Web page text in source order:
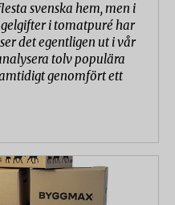
svenska hem, men i
i tomatpuré har
det egentligen ut i vår
tolv populära
genomfört ett